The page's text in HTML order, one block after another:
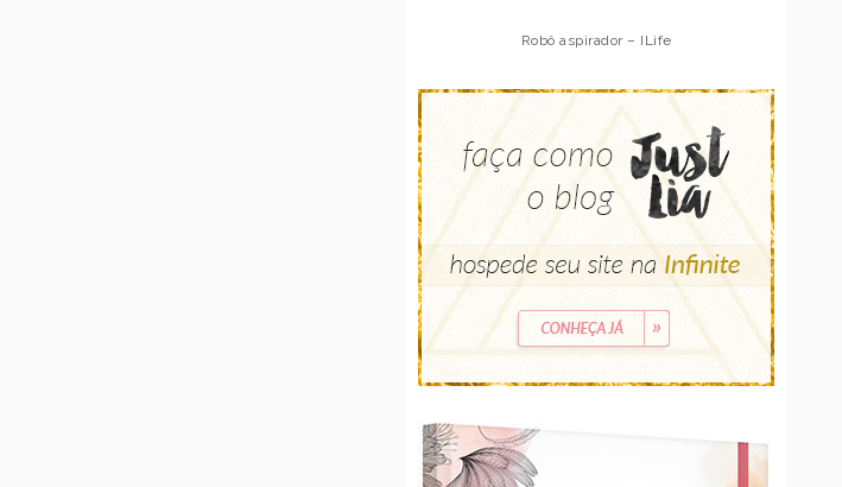
Robô aspirador – ILife